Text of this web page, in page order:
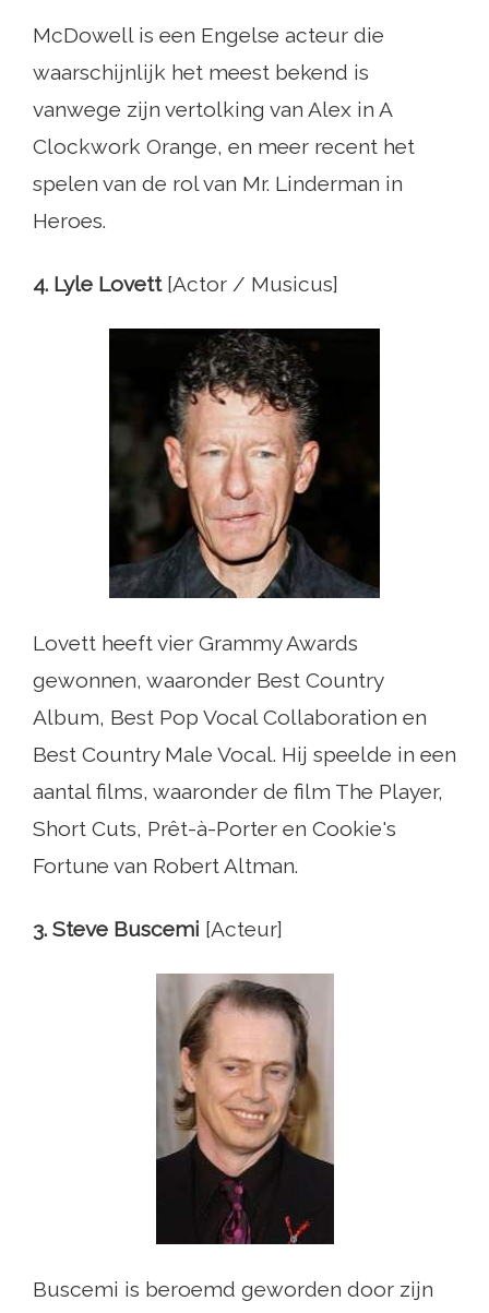
McDowell is een Engelse acteur die
waarschijnlijk het meest bekend is
vanwege zijn vertolking van Alex in A
Clockwork Orange, en meer recent het
spelen van de rol van Mr. Linderman in
Heroes.
4. Lyle Lovett[Actor / Musicus]
Lovett heeft vier Grammy Awards
gewonnen, waaronder Best Country
Album, Best Pop Vocal Collaboration en
Best Country Male Vocal. Hij speelde in een
aantal films, waaronder de film The Player,
Short Cuts, Prêt-à-Porter en Cookie's
Fortune van Robert Altman.
3. Steve Buscemi [Acteur]
Buscemi is beroemd geworden door zijn